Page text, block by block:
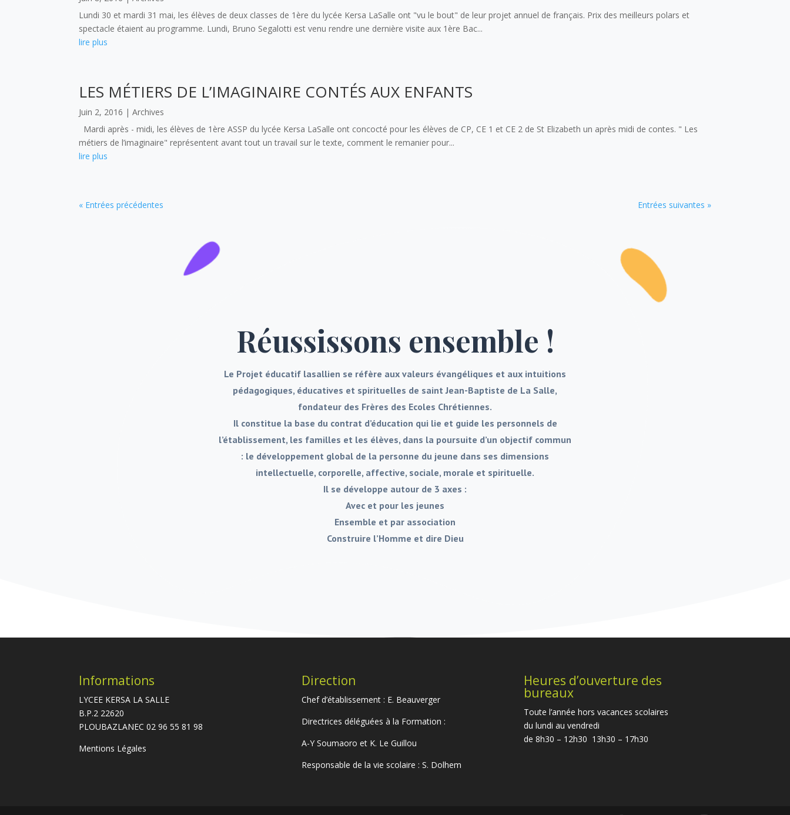
Lundi 30 et mardi 31 mai, les élèves de deux classes de 1ère du lycée Kersa LaSalle ont "vu le bout" de leur projet annuel de français. Prix des meilleurs polars et
spectacle étaient au programme. Lundi, Bruno Segalotti est venu rendre une dernière visite aux 1ère Bac...
lire plus
LES MÉTIERS DE L’IMAGINAIRE CONTÉS AUX ENFANTS
Juin 2, 2016 |Archives
Mardi après - midi, les élèves de 1ère ASSP du lycée Kersa LaSalle ont concocté pour les élèves de CP, CE 1 et CE 2 de St Elizabeth un après midi de contes. " Les
métiers de l’imaginaire" représentent avant tout un travail sur le texte, comment le remanier pour...
lire plus
« Entrées précédentes Entrées suivantes »
Réussissons ensemble !
Le Projet éducatif lasallien se réfère aux valeurs évangéliques et aux intuitions
pédagogiques, éducatives et spirituelles de saint Jean-Baptiste de La Salle,
fondateur des Frères des Ecoles Chrétiennes.
Il constitue la base du contrat d’éducation qui lie et guide les personnels de
l’établissement, les familles et les élèves, dans la poursuite d’un objectif commun
: le développement global de la personne du jeune dans ses dimensions
intellectuelle, corporelle, affective, sociale, morale et spirituelle.
Il se développe autour de 3 axes :
Avec et pour les jeunes
Ensemble et par association
Construire l’Homme et dire Dieu
Informations
LYCEE KERSA LA SALLE
B.P.2 22620
PLOUBAZLANEC 02 96 55 81 98
Mentions Légales
Direction
Chef d’établissement : E. Beauverger
Directrices déléguées à la Formation :
A-Y Soumaoro et K. Le Guillou
Responsable de la vie scolaire : S. Dolhem
Heures d’ouverture des
bureaux
Toute l’année hors vacances scolaires
du lundi au vendredi
de 8h30 – 12h30 13h30 – 17h30